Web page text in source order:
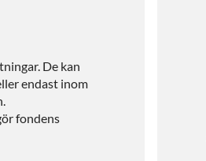
De kan
endast inom
fondens